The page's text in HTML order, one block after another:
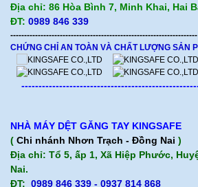
Địa chỉ: 86 Hòa Bình 7, Minh Khai, Hai
ĐT: 0989 846 339
--------------------------------------------------------------------
CHỨNG CHỈ AN TOÀN VÀ CHẤT LƯỢNG SẢN
NHÀ MÁY DỆT GĂNG TAY KINGSAFE
( Chi nhánh Nhơn Trạch - Đồng Nai )
Địa chỉ: Tổ 5, ấp 1, Xã Hiệp Phước,
Nai.
ĐT: 0989 846 339 - 0937 814 868